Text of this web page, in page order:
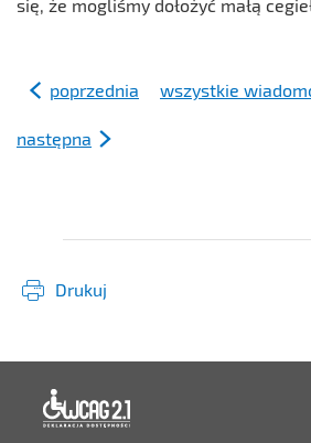
się, że mogliśmy dołożyć małą
poprzednia wszystkie
następna
Drukuj